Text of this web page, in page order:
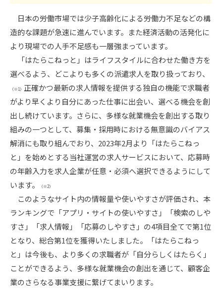
日本の労働市場では少子高齢化による労働力不足などの構
造的な課題が急速に進んでいます。また経済活動の活発化に
より現場での人手不足感も一層強まっています。
「はたらこねっと」はライフスタイルに合わせた働き方を
選べるよう、どこよりも多くの派遣求人を取り扱っており、
（※1） 正確かつ最新の求人情報を提供する独自の機能で求職者
がより早くより自分にあった仕事に出会い、選べる機会を創
出し続けています。さらに、多様な就業機会を創出する取り
組みの一つとして、募集・採用時における無意識のバイアス
解消にも取り組んでおり、2023年2月より「はたらこねっ
と」を始めとする当社運営の求人サービスにおいて、応募時
の年齢入力を求人企業が任意・必須へ選択できるようにして
います。
（※2）
このようなサイト内の情報量や使いやすさが評価され、本
ランキングで「アプリ・サイトの使いやすさ」「検索のしや
すさ」「求人情報」「応募のしやすさ」の4項目全てで第1位
となり、総合第1位を獲得いたしました。「はたらこねっ
と」は今後も、より多くの求職者が「自分らしくはたらく」
ことができるよう、多様な就業機会の創出を通じて、顧客企
業のさらなる事業支援に繋げてまいります。